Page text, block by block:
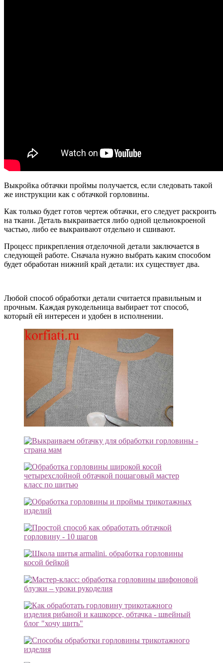
Выкройка обтачки проймы получается, если следовать такой
же инструкции как с обтачкой горловины.
Как только будет готов чертеж обтачки, его следует раскроить
на ткани. Деталь выкраивается либо одной цельнокроеной
частью, либо ее выкраивают отдельно и сшивают.
Процесс прикрепления отделочной детали заключается в
следующей работе. Сначала нужно выбрать каким способом
будет обработан нижний край детали: их существует два.
Любой способ обработки детали считается правильным и
прочным. Каждая рукодельница выбирает тот способ,
который ей интересен и удобен в исполнении.